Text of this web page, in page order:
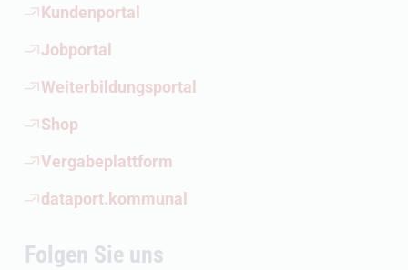
Kundenportal
(Öffnet externen Link)
Jobportal
(Öffnet externen Link)
Weiterbildungsportal
(Öffnet externen Link)
Shop
(Öffnet externen Link)
Vergabeplattform
(Öffnet externen Link)
dataport.kommunal
(Öffnet externen Link)
Folgen Sie uns